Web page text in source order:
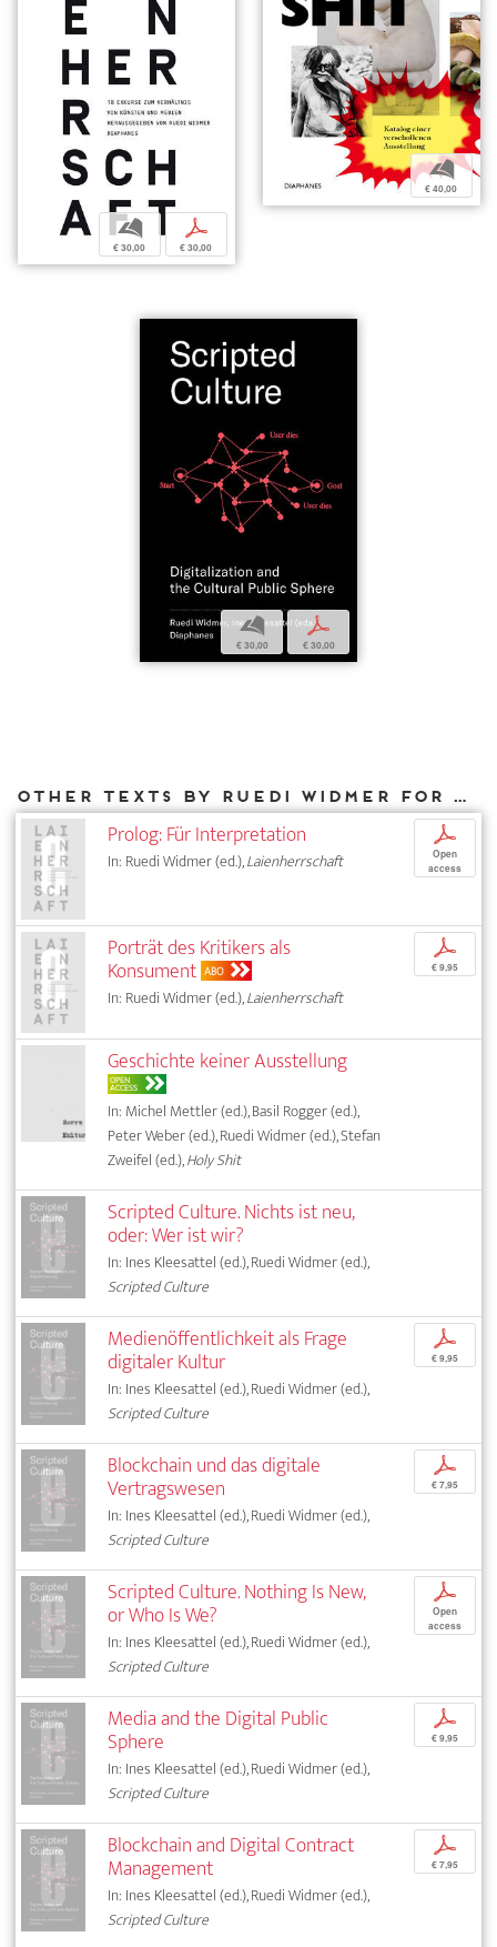
b
€ 30,00
p
€ 30,00
b
€ 40,00
b
€ 30,00
p
€ 30,00
Other texts by Ruedi Widmer for DIAPHANES
Prolog: Für Interpretation
In: Ruedi Widmer (ed.),Laienherrschaft
p
Open
access
Porträt des Kritikers als
Konsument ABO
In: Ruedi Widmer (ed.),Laienherrschaft
p
€ 9,95
Geschichte keiner Ausstellung
OPEN
ACCESS
In: Michel Mettler (ed.), Basil Rogger (ed.),
Peter Weber (ed.), Ruedi Widmer (ed.), Stefan
Zweifel (ed.),Holy Shit
Scripted Culture. Nichts ist neu,
oder: Wer ist wir?
In: Ines Kleesattel (ed.), Ruedi Widmer (ed.),
Scripted Culture
Medienöffentlichkeit als Frage
digitaler Kultur
In: Ines Kleesattel (ed.), Ruedi Widmer (ed.),
Scripted Culture
p
€ 9,95
Blockchain und das digitale
Vertragswesen
In: Ines Kleesattel (ed.), Ruedi Widmer (ed.),
Scripted Culture
p
€ 7,95
Scripted Culture. Nothing Is New,
or Who Is We?
In: Ines Kleesattel (ed.), Ruedi Widmer (ed.),
Scripted Culture
p
Open
access
Media and the Digital Public
Sphere
In: Ines Kleesattel (ed.), Ruedi Widmer (ed.),
Scripted Culture
p
€ 9,95
Blockchain and Digital Contract
Management
In: Ines Kleesattel (ed.), Ruedi Widmer (ed.),
Scripted Culture
p
€ 7,95